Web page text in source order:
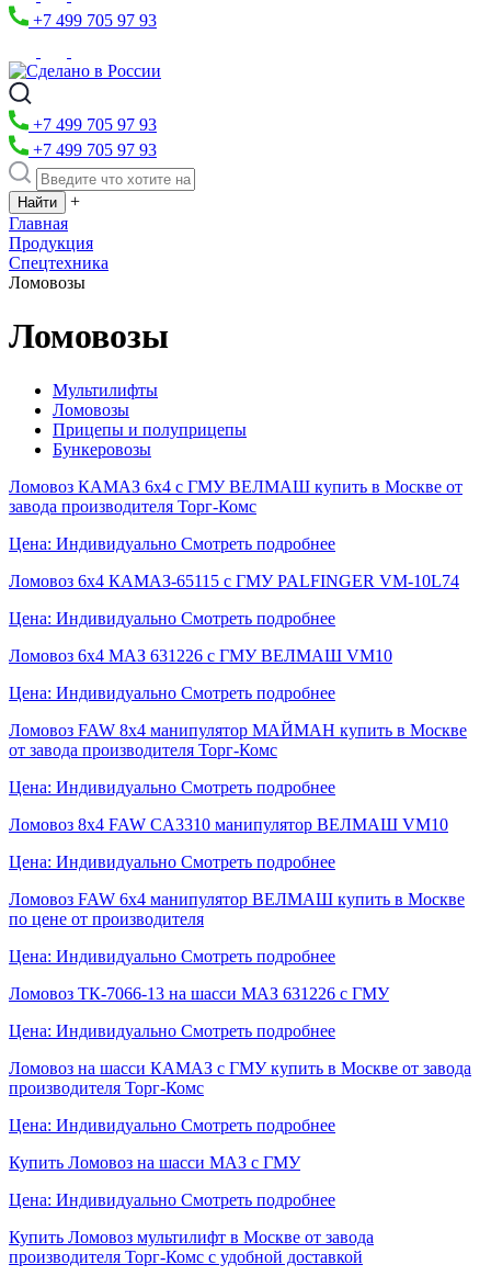
+7 499 705 97 93
+7 499 705 97 93
+7 499 705 97 93
+
Главная
Продукция
Спецтехника
Ломовозы
Ломовозы
Мультилифты
Ломовозы
Прицепы и полуприцепы
Бункеровозы
Ломовоз КАМАЗ 6х4 с ГМУ ВЕЛМАШ купить в Москве от
завода производителя Торг-Комс
Цена: Индивидуально Смотреть подробнее
Ломовоз 6х4 КАМАЗ-65115 с ГМУ PALFINGER VM-10L74
Цена: Индивидуально Смотреть подробнее
Ломовоз 6x4 МАЗ 631226 с ГМУ ВЕЛМАШ VM10
Цена: Индивидуально Смотреть подробнее
Ломовоз FAW 8x4 манипулятор МАЙМАН купить в Москве
от завода производителя Торг-Комс
Цена: Индивидуально Смотреть подробнее
Ломовоз 8х4 FAW CA3310 манипулятор ВЕЛМАШ VM10
Цена: Индивидуально Смотреть подробнее
Ломовоз FAW 6х4 манипулятор ВЕЛМАШ купить в Москве
по цене от производителя
Цена: Индивидуально Смотреть подробнее
Ломовоз ТК-7066-13 на шасси МАЗ 631226 с ГМУ
Цена: Индивидуально Смотреть подробнее
Ломовоз на шасси КАМАЗ с ГМУ купить в Москве от завода
производителя Торг-Комс
Цена: Индивидуально Смотреть подробнее
Купить Ломовоз на шасси МАЗ с ГМУ
Цена: Индивидуально Смотреть подробнее
Купить Ломовоз мультилифт в Москве от завода
производителя Торг-Комс с удобной доставкой